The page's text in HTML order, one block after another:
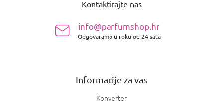
Kontaktirajte nas
info@parfumshop.hr
Odgovaramo u roku od 24 sata
Informacije za vas
Konverter